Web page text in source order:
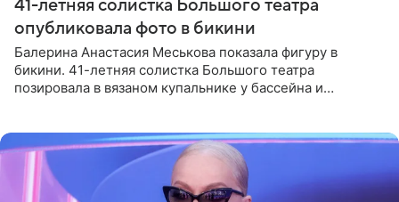
41-летняя солистка Большого театра
опубликовала фото в бикини
Балерина Анастасия Меськова показала фигуру в
бикини. 41-летняя солистка Большого театра
позировала в вязаном купальнике у бассейна и